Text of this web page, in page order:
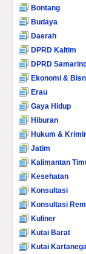
Bontang
Budaya
Daerah
DPRD Kaltim
DPRD
Ekonomi &
Erau
Gaya Hidup
Hiburan
Hukum &
Jatim
Kalimantan
Kesehatan
Konsultasi
Konsultasi
Kuliner
Kutai Barat
Kutai